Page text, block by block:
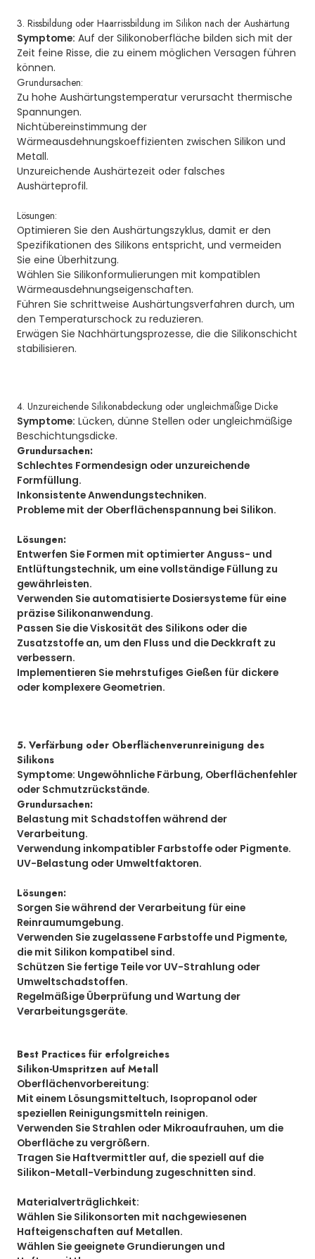
3. Rissbildung oder Haarrissbildung im Silikon nach der Aushärtung
Symptome: Auf der Silikonoberfläche bilden sich mit der
Zeit feine Risse, die zu einem möglichen Versagen führen
können.
Grundursachen:
Zu hohe Aushärtungstemperatur verursacht thermische
Spannungen.
Nichtübereinstimmung der
Wärmeausdehnungskoeffizienten zwischen Silikon und
Metall.
Unzureichende Aushärtezeit oder falsches
Aushärteprofil.
Lösungen:
Optimieren Sie den Aushärtungszyklus, damit er den
Spezifikationen des Silikons entspricht, und vermeiden
Sie eine Überhitzung.
Wählen Sie Silikonformulierungen mit kompatiblen
Wärmeausdehnungseigenschaften.
Führen Sie schrittweise Aushärtungsverfahren durch, um
den Temperaturschock zu reduzieren.
Erwägen Sie Nachhärtungsprozesse, die die Silikonschicht
stabilisieren.
4. Unzureichende Silikonabdeckung oder ungleichmäßige Dicke
Symptome: Lücken, dünne Stellen oder ungleichmäßige
Beschichtungsdicke.
Grundursachen:
Schlechtes Formendesign oder unzureichende
Formfüllung.
Inkonsistente Anwendungstechniken.
Probleme mit der Oberflächenspannung bei Silikon.
Lösungen:
Entwerfen Sie Formen mit optimierter Anguss- und
Entlüftungstechnik, um eine vollständige Füllung zu
gewährleisten.
Verwenden Sie automatisierte Dosiersysteme für eine
präzise Silikonanwendung.
Passen Sie die Viskosität des Silikons oder die
Zusatzstoffe an, um den Fluss und die Deckkraft zu
verbessern.
Implementieren Sie mehrstufiges Gießen für dickere
oder komplexere Geometrien.
5. Verfärbung oder Oberflächenverunreinigung des
Silikons
Symptome: Ungewöhnliche Färbung, Oberflächenfehler
oder Schmutzrückstände.
Grundursachen:
Belastung mit Schadstoffen während der
Verarbeitung.
Verwendung inkompatibler Farbstoffe oder Pigmente.
UV-Belastung oder Umweltfaktoren.
Lösungen:
Sorgen Sie während der Verarbeitung für eine
Reinraumumgebung.
Verwenden Sie zugelassene Farbstoffe und Pigmente,
die mit Silikon kompatibel sind.
Schützen Sie fertige Teile vor UV-Strahlung oder
Umweltschadstoffen.
Regelmäßige Überprüfung und Wartung der
Verarbeitungsgeräte.
Best Practices für erfolgreiches
Silikon-Umspritzen auf Metall
Oberflächenvorbereitung:
Mit einem Lösungsmitteltuch, Isopropanol oder
speziellen Reinigungsmitteln reinigen.
Verwenden Sie Strahlen oder Mikroaufrauhen, um die
Oberfläche zu vergrößern.
Tragen Sie Haftvermittler auf, die speziell auf die
Silikon-Metall-Verbindung zugeschnitten sind.
Materialverträglichkeit:
Wählen Sie Silikonsorten mit nachgewiesenen
Hafteigenschaften auf Metallen.
Wählen Sie geeignete Grundierungen und